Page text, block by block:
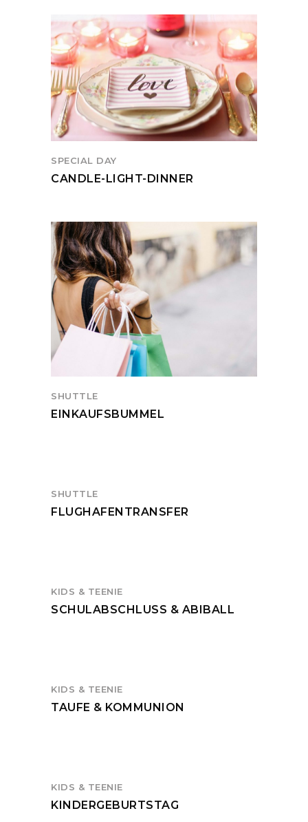
SPECIAL DAY
CANDLE-LIGHT-DINNER
SHUTTLE
EINKAUFSBUMMEL
SHUTTLE
FLUGHAFENTRANSFER
KIDS & TEENIE
SCHULABSCHLUSS & ABIBALL
KIDS & TEENIE
TAUFE & KOMMUNION
KIDS & TEENIE
KINDERGEBURTSTAG